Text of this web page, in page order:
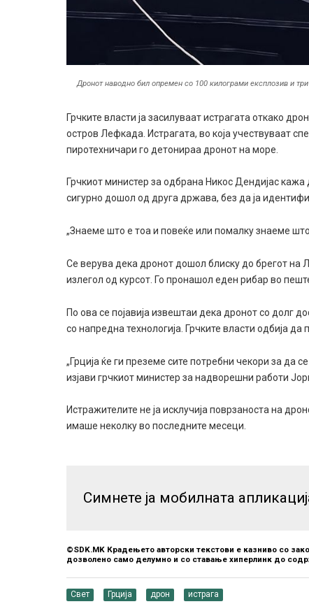
Дронот наводно бил опремен со 100 килограми експлозив и
Грчките власти ја засилуваат истрагата откако
остров Лефкада. Истрагата, во која учествуваат
пиротехничари го детонираа дронот на море.
Грчкиот министер за одбрана Никос Дендијас кажа
сигурно дошол од друга држава, без да ја
„Знаеме што е тоа и повеќе или помалку знаеме
Се верува дека дронот дошол блиску до брегот на
излегол од курсот. Го пронашол еден рибар во
По ова се појавија извештаи дека дронот со долг
со напредна технологија. Грчките власти одбија
„Грција ќе ги преземе сите потребни чекори за да
изјави грчкиот министер за надворешни работи
Истражителите не ја исклучија поврзаноста на
имаше неколку во последните месеци.
Симнете ја мобилната
©SDK.MK Крадењето авторски текстови е казниво со
дозволено само делумно и со ставање хиперлинк до
Свет Грција дрон истрага